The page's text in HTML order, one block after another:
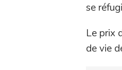
se
Le prix
de vie